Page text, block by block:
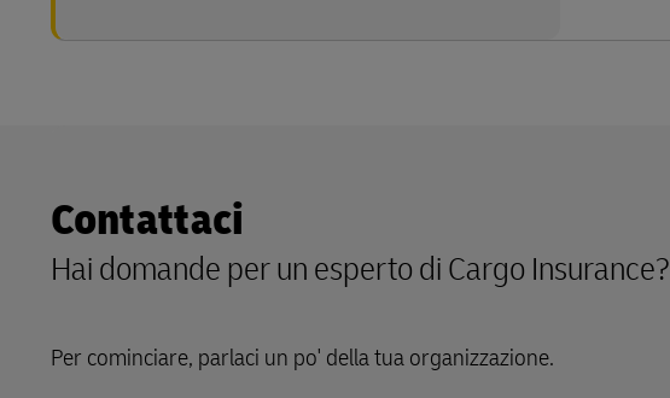
Contattaci
Hai domande per un esperto di Cargo Insurance?
Per cominciare, parlaci un po' della tua organizzazione.